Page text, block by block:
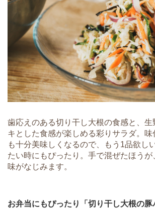
歯応えのある切り干し大根の食感と、生
キとした食感が楽しめる彩りサラダ。
も十分美味しくなるので、もう1品欲し
たい時にもぴったり。手で混ぜたほうが
味がなじみます。
お弁当にもぴったり「切り干し大根の豚